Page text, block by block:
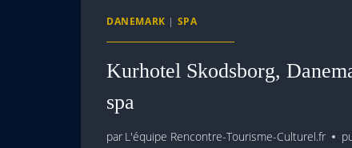
DANEMARK | SPA
Kurhotel Skodsborg,
spa
par L'équipe Rencontre-Tourisme-Culturel.fr